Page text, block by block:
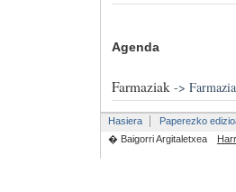
Agenda
Farmaziak ->
Hasiera Paperezko
� Baigorri Argitaletxea